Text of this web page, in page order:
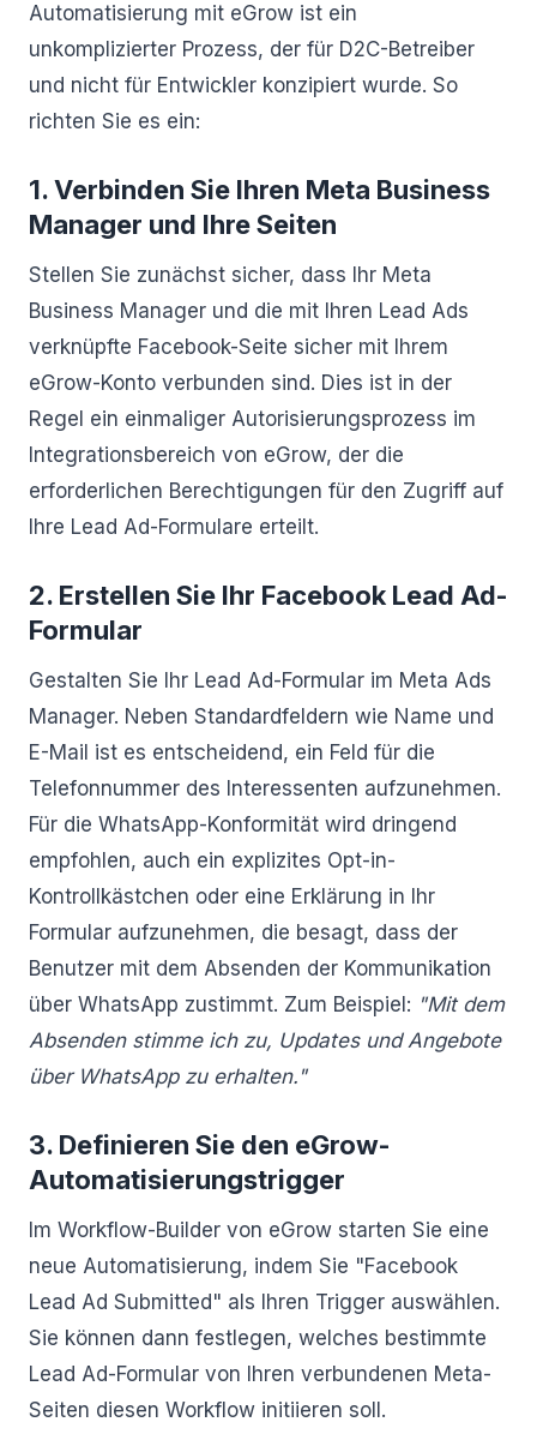
Automatisierung mit eGrow ist ein
unkomplizierter Prozess, der für D2C-Betreiber
und nicht für Entwickler konzipiert wurde. So
richten Sie es ein:
1. Verbinden Sie Ihren Meta Business
Manager und Ihre Seiten
Stellen Sie zunächst sicher, dass Ihr Meta
Business Manager und die mit Ihren Lead Ads
verknüpfte Facebook-Seite sicher mit Ihrem
eGrow-Konto verbunden sind. Dies ist in der
Regel ein einmaliger Autorisierungsprozess im
Integrationsbereich von eGrow, der die
erforderlichen Berechtigungen für den Zugriff auf
Ihre Lead Ad-Formulare erteilt.
2. Erstellen Sie Ihr Facebook Lead Ad-
Formular
Gestalten Sie Ihr Lead Ad-Formular im Meta Ads
Manager. Neben Standardfeldern wie Name und
E-Mail ist es entscheidend, ein Feld für die
Telefonnummer des Interessenten aufzunehmen.
Für die WhatsApp-Konformität wird dringend
empfohlen, auch ein explizites Opt-in-
Kontrollkästchen oder eine Erklärung in Ihr
Formular aufzunehmen, die besagt, dass der
Benutzer mit dem Absenden der Kommunikation
über WhatsApp zustimmt. Zum Beispiel: "Mit dem
Absenden stimme ich zu, Updates und Angebote
über WhatsApp zu erhalten."
3. Definieren Sie den eGrow-
Automatisierungstrigger
Im Workflow-Builder von eGrow starten Sie eine
neue Automatisierung, indem Sie "Facebook
Lead Ad Submitted" als Ihren Trigger auswählen.
Sie können dann festlegen, welches bestimmte
Lead Ad-Formular von Ihren verbundenen Meta-
Seiten diesen Workflow initiieren soll.